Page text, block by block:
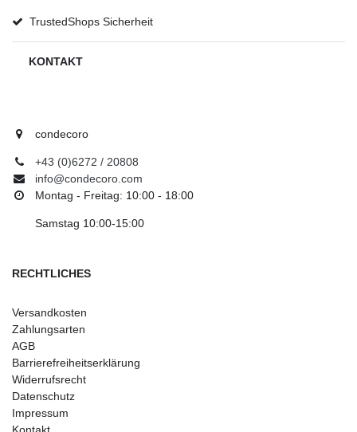
TrustedShops Sicherheit
KONTAKT
condecoro
+43 (0)6272 / 20808
info@condecoro.com
Montag - Freitag: 10:00 - 18:00
Samstag 10:00-15:00
RECHTLICHES
Versandkosten
Zahlungsarten
AGB
Barrierefreiheitserklärung
Widerrufsrecht
Datenschutz
Impressum